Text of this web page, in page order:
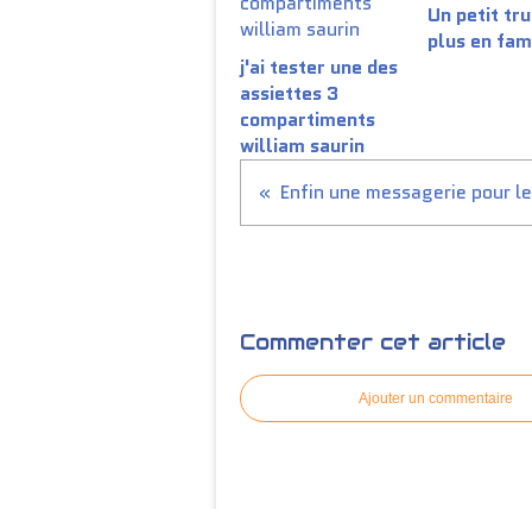
j'ai tester une des
assiettes 3
compartiments
william saurin
Un petit
plus en
Commenter cet article
Ajouter un commentaire